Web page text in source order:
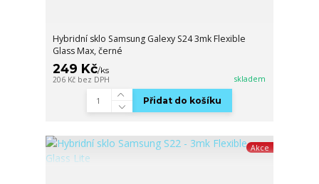
Hybridní sklo Samsung Galexy S24 3mk Flexible
Glass Max, černé
249 Kč/ks
206 Kč bez DPH skladem
Přidat do košíku
Akce